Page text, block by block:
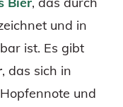
und in
ist. Es gibt
, das sich in
und